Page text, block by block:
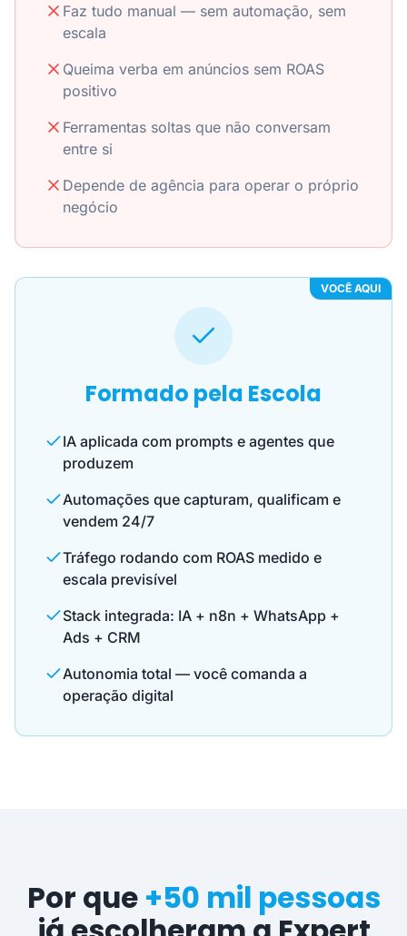
Faz tudo manual — sem automação, sem
escala
Queima verba em anúncios sem ROAS
positivo
Ferramentas soltas que não conversam
entre si
Depende de agência para operar o próprio
negócio
VOCÊ AQUI
Formado pela Escola
IA aplicada com prompts e agentes que
produzem
Automações que capturam, qualificam e
vendem 24/7
Tráfego rodando com ROAS medido e
escala previsível
Stack integrada: IA + n8n + WhatsApp +
Ads + CRM
Autonomia total — você comanda a
operação digital
Por que +50 mil pessoas